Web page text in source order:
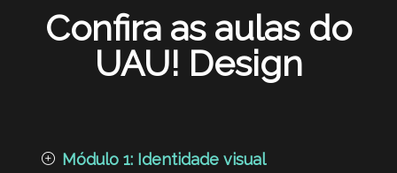
Confira as aulas do
UAU! Design
Módulo 1: Identidade visual